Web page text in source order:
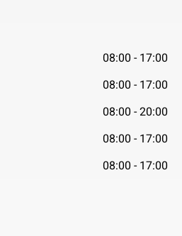
08:00 - 17:00
08:00 - 17:00
08:00 - 20:00
08:00 - 17:00
08:00 - 17:00